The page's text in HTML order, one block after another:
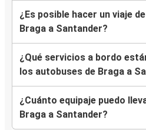
¿Es posible hacer un viaje
Braga a Santander?
¿Qué servicios a bordo
los autobuses de Braga a
¿Cuánto equipaje puedo
Braga a Santander?